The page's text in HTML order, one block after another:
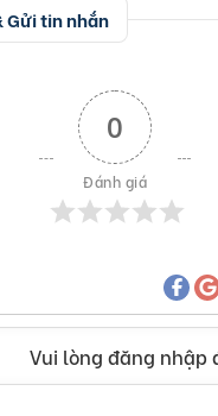
Gửi tin nhắn
0
Đánh giá
Vui lòng đăng nhập